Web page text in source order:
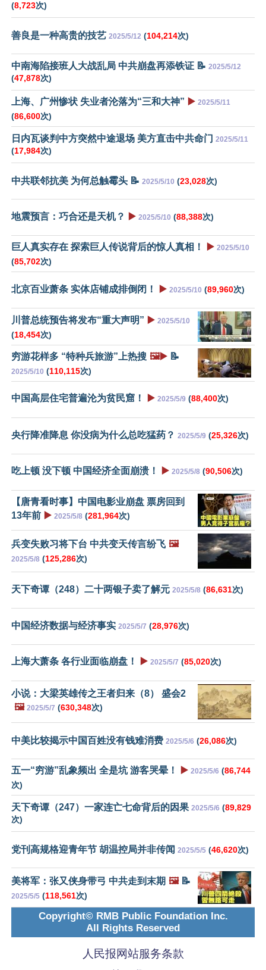
(8,723次)
善良是一种高贵的技艺 2025/5/12 (104,214次)
中南海陷接班人大战乱局 中共崩盘再添铁证 📝 2025/5/12
(47,878次)
上海、广州惨状 失业者沦落为“三和大神” ▶️ 2025/5/11
(86,600次)
日内瓦谈判中方突然中途退场 美方直击中共命门 2025/5/11
(17,984次)
中共联邻抗美 为何总触霉头 📝 2025/5/10 (23,028次)
地震预言：巧合还是天机？ ▶️ 2025/5/10 (88,388次)
巨人真实存在 探索巨人传说背后的惊人真相！ ▶️ 2025/5/10
(85,702次)
北京百业萧条 实体店铺成排倒闭！ ▶️ 2025/5/10 (89,960次)
川普总统预告将发布“重大声明” ▶️ 2025/5/10
(18,454次)
穷游花样多 “特种兵旅游”上热搜 🖼️▶️ 📝
2025/5/10 (110,115次)
中国高层住宅普遍沦为贫民窟！ ▶️ 2025/5/9 (88,400次)
央行降准降息 你没病为什么总吃猛药？ 2025/5/9 (25,326次)
吃上顿 没下顿 中国经济全面崩溃！ ▶️ 2025/5/8 (90,506次)
【唐青看时事】中国电影业崩盘 票房回到
13年前 ▶️ 2025/5/8 (281,964次)
兵变失败习将下台 中共变天传言纷飞 🖼️
2025/5/8 (125,286次)
天下奇谭（248）二十两银子卖了解元 2025/5/8 (86,631次)
中国经济数据与经济事实 2025/5/7 (28,976次)
上海大萧条 各行业面临崩盘！ ▶️ 2025/5/7 (85,020次)
小说：大梁英雄传之王者归来（8） 盛会2
🖼️ 2025/5/7 (630,348次)
中美比较揭示中国百姓没有钱难消费 2025/5/6 (26,086次)
五一“穷游”乱象频出 全是坑 游客哭晕！ ▶️ 2025/5/6 (86,744
次)
天下奇谭（247）一家连亡七命背后的因果 2025/5/6 (89,829
次)
党刊高规格迎青年节 胡温控局并非传闻 2025/5/5 (46,620次)
美将军：张又侠身带弓 中共走到末期 🖼️📝
2025/5/5 (118,561次)
Copyright© RMB Public Foundation Inc.
All Rights Reserved
人民报网站服务条款